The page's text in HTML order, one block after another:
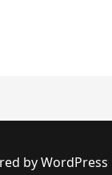
by WordPress